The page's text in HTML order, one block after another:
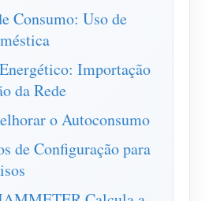
Consumo: Uso de
Importação
da Rede
o Autoconsumo
de Configuração para